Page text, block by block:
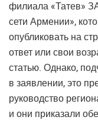
филиала «Татев»
сети Армении»,
опубликовать на
ответ или свои
статью. Однако,
в заявлении, это
руководство
и они приказали